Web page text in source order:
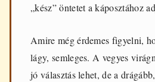
„kész” öntetet a káposztához
Amire még érdemes figyelni,
lágy, semleges. A vegyes
jó választás lehet, de a